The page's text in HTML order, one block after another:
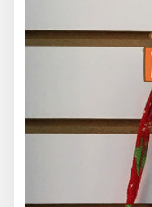
衛浴用品
限時特惠專區